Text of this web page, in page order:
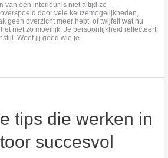
van een interieur is niet altijd zo
door vele keuzemogelijkheden,
geen overzicht meer hebt, of twijfelt wat nu
niet zo moeilijk. Je persoonlijkheid reflecteert
Weet jij goed wie je
tips die werken in
succesvol